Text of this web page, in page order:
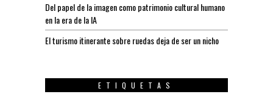
Del papel de la imagen como patrimonio cultural humano
en la era de la IA
El turismo itinerante sobre ruedas deja de ser un nicho
ETIQUETAS